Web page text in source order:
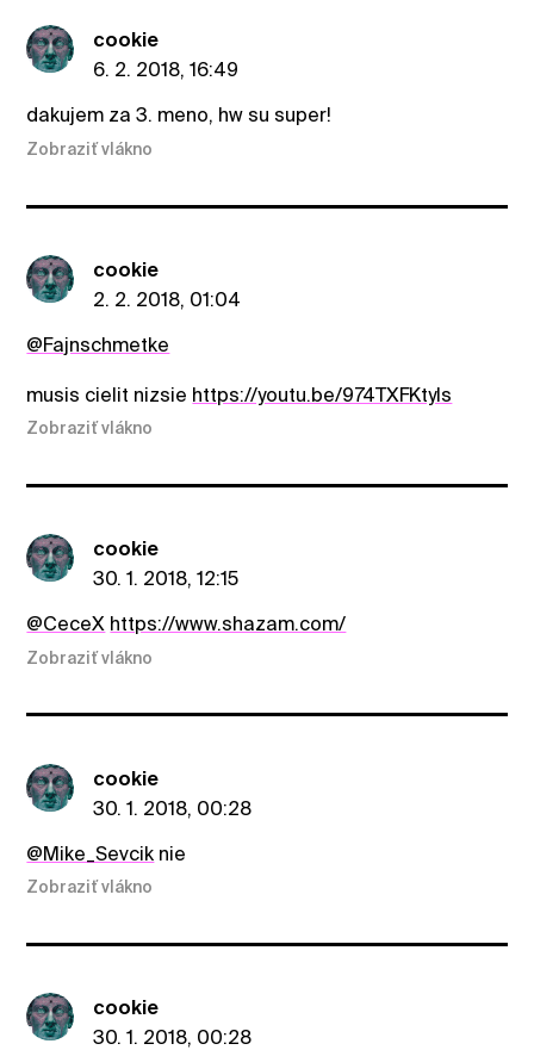
cookie
6. 2. 2018, 16:49
dakujem za 3. meno, hw su super!
Zobraziť vlákno
cookie
2. 2. 2018, 01:04
@Fajnschmetke
musis cielit nizsie https://youtu.be/974TXFKtyls
Zobraziť vlákno
cookie
30. 1. 2018, 12:15
@CeceX https://www.shazam.com/
Zobraziť vlákno
cookie
30. 1. 2018, 00:28
@Mike_Sevcik nie
Zobraziť vlákno
cookie
30. 1. 2018, 00:28